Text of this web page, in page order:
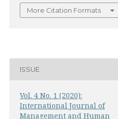
More Citation Formats
ISSUE
Vol. 4 No. 1 (2020):
International Journal of
Management and Human